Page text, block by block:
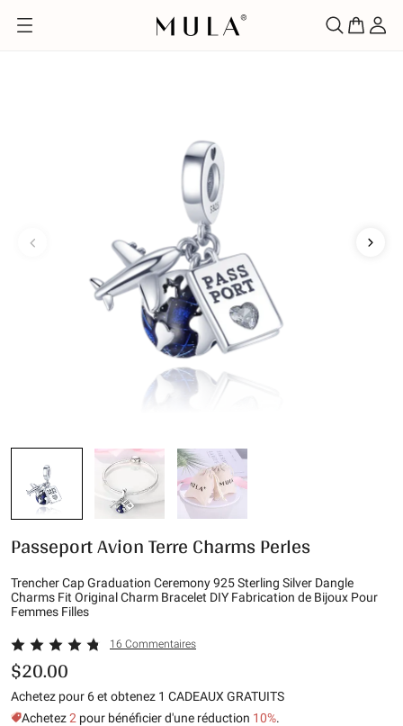
Passeport Avion Terre Charms Perles
Trencher Cap Graduation Ceremony 925 Sterling Silver Dangle
Charms Fit Original Charm Bracelet DIY Fabrication de Bijoux Pour
Femmes Filles
16 Commentaires
$20.00
Achetez pour 6 et obtenez 1 CADEAUX GRATUITS
Achetez2 pour bénéficier d'une réduction 10%.